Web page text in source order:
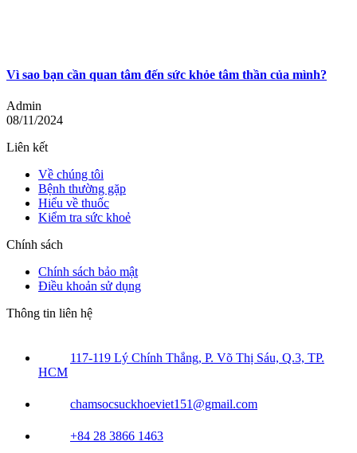
Vì sao bạn cần quan tâm đến sức khỏe tâm thần của mình?
Admin
08/11/2024
Liên kết
Về chúng tôi
Bệnh thường gặp
Hiểu về thuốc
Kiểm tra sức khoẻ
Chính sách
Chính sách bảo mật
Điều khoản sử dụng
Thông tin liên hệ
117-119 Lý Chính Thắng, P. Võ Thị Sáu, Q.3, TP.
HCM
chamsocsuckhoeviet151@gmail.com
+84 28 3866 1463